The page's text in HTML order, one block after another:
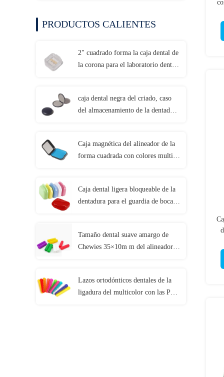
PRODUCTOS CALIENTES
2" cuadrado forma la caja dental de
la corona para el laboratorio dental
caja dental negra del criado, caso
del almacenamiento de la dentadura
Caja magnética del alineador de la
forma cuadrada con colores multi
Caja dental ligera bloqueable de la
dentadura para el guardia de boca
Tamaño dental suave amargo de
Chewies 35×10m m del alineador
Lazos ortodónticos dentales de la
ligadura del multicolor con las PC